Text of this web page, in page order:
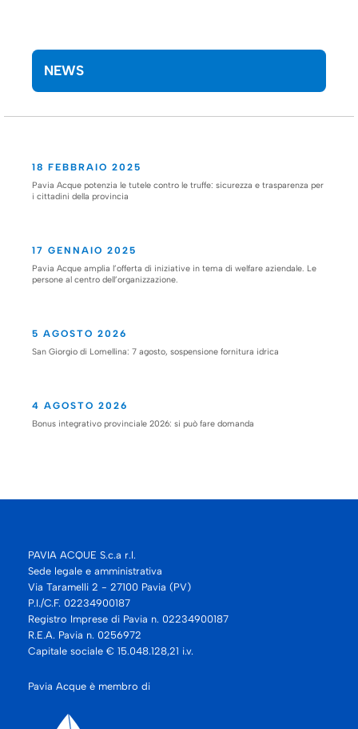
NEWS
18 FEBBRAIO 2025
Pavia Acque potenzia le tutele contro le truffe: sicurezza e trasparenza per
i cittadini della provincia
17 GENNAIO 2025
Pavia Acque amplia l’offerta di iniziative in tema di welfare aziendale. Le
persone al centro dell’organizzazione.
5 AGOSTO 2026
San Giorgio di Lomellina: 7 agosto, sospensione fornitura idrica
4 AGOSTO 2026
Bonus integrativo provinciale 2026: si può fare domanda
PAVIA ACQUE S.c.a r.l.
Sede legale e amministrativa
Via Taramelli 2 - 27100 Pavia (PV)
P.I./C.F. 02234900187
Registro Imprese di Pavia n. 02234900187
R.E.A. Pavia n. 0256972
Capitale sociale € 15.048.128,21 i.v.
Pavia Acque è membro di